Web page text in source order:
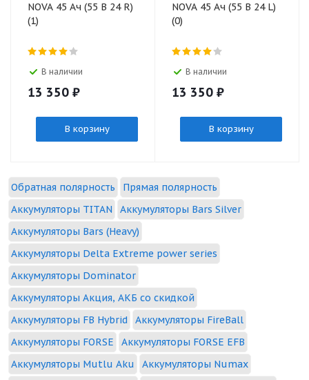
NOVA 45 Ач (55 В 24 R)
(1)
В наличии
13 350 ₽
В корзину
NOVA 45 Ач (55 В 24 L)
(0)
В наличии
13 350 ₽
В корзину
Обратная полярность
Прямая полярность
Аккумуляторы TITAN
Аккумуляторы Bars Silver
Аккумуляторы Bars (Heavy)
Аккумуляторы Delta Extreme power series
Аккумуляторы Dominator
Аккумуляторы Акция, АКБ со скидкой
Аккумуляторы FB Hybrid
Аккумуляторы FireBall
Аккумуляторы FORSE
Аккумуляторы FORSE EFB
Аккумуляторы Mutlu Aku
Аккумуляторы Numax